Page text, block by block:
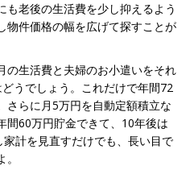
老後の生活費を少し抑えるよう
物件価格の幅を広げて探すことが
の生活費と夫婦のお小遣いをそれ
うでしょう。これだけで年間72
さらに月5万円を自動定額積立な
間60万円貯金できて、10年後は
計を見直すだけでも、長い目で